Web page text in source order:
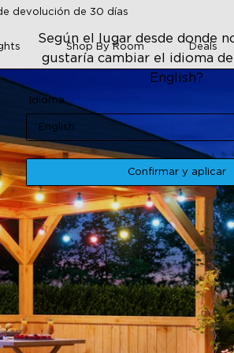
devolución de 30 días
Shop By Room Deals
Según el lugar desde donde
gustaría cambiar el idioma
English?
Idioma
English
Confirmar y aplicar